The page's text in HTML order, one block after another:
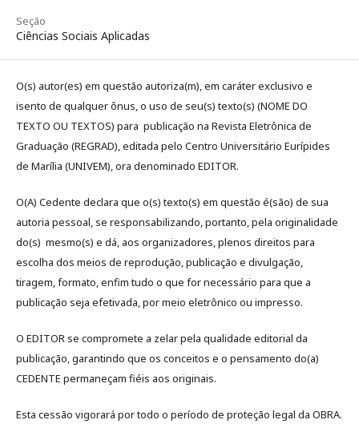
Seção
Ciências Sociais Aplicadas
O(s) autor(es) em questão autoriza(m), em caráter exclusivo e
isento de qualquer ônus, o uso de seu(s) texto(s) (NOME DO
TEXTO OU TEXTOS) para publicação na Revista Eletrônica de
Graduação (REGRAD), editada pelo Centro Universitário Eurípides
de Marília (UNIVEM), ora denominado EDITOR.
O(A) Cedente declara que o(s) texto(s) em questão é(são) de sua
autoria pessoal, se responsabilizando, portanto, pela originalidade
do(s) mesmo(s) e dá, aos organizadores, plenos direitos para
escolha dos meios de reprodução, publicação e divulgação,
tiragem, formato, enfim tudo o que for necessário para que a
publicação seja efetivada, por meio eletrônico ou impresso.
O EDITOR se compromete a zelar pela qualidade editorial da
publicação, garantindo que os conceitos e o pensamento do(a)
CEDENTE permaneçam fiéis aos originais.
Esta cessão vigorará por todo o período de proteção legal da OBRA.